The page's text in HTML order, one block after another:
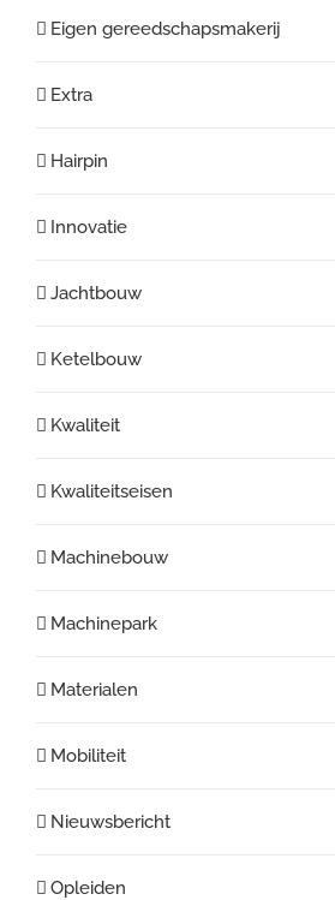
Eigen gereedschapsmakerij
Extra
Hairpin
Innovatie
Jachtbouw
Ketelbouw
Kwaliteit
Kwaliteitseisen
Machinebouw
Machinepark
Materialen
Mobiliteit
Nieuwsbericht
Opleiden